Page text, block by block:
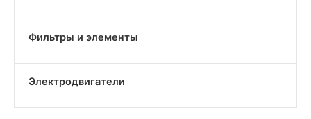
Фильтры и элементы
Электродвигатели